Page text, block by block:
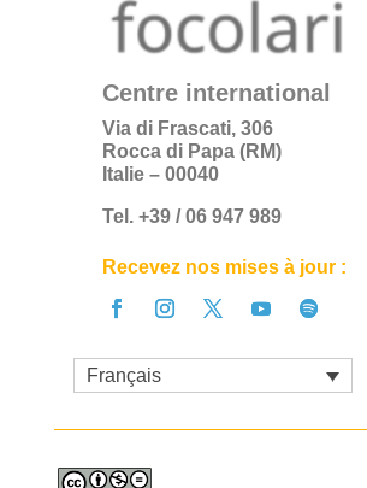
Centre international
Via di Frascati, 306
Rocca di Papa (RM)
Italie – 00040
Tel. +39 / 06 947 989
Recevez nos mises à jour :
Français